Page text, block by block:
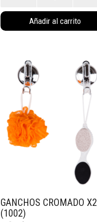
Función
(1007)
cantidad
Añadir al carrito
GANCHOS CROMADO X2
(1002)